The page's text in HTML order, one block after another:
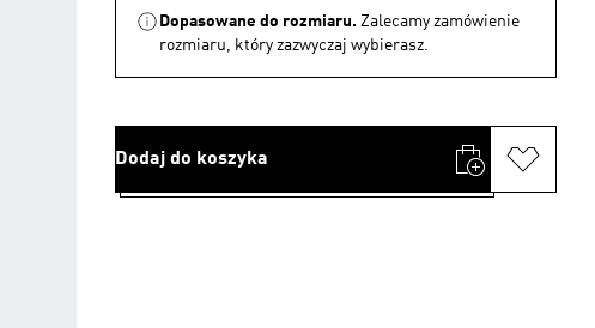
Dopasowane do rozmiaru. Zalecamy zamówienie
rozmiaru, który zazwyczaj wybierasz.
Dodaj do koszyka